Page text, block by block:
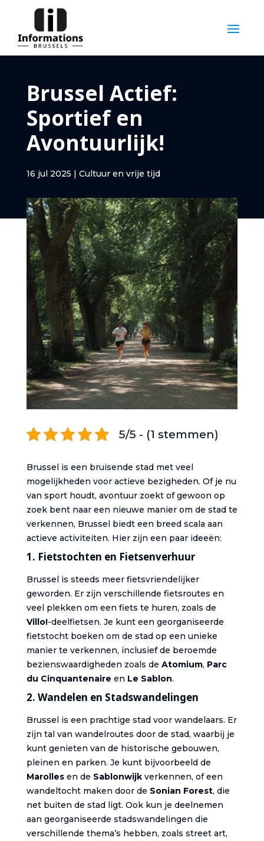
Brussel Actief:
Sportief en
Avontuurlijk!
16 jul 2025 | Cultuur en vrije tijd
5/5 - (1 stemmen)
Brussel is een bruisende stad met veel
mogelijkheden voor actieve bezigheden. Of je nu
van sport houdt, avontuur zoekt of gewoon op
zoek bent naar een nieuwe manier om de stad te
verkennen, Brussel biedt een breed scala aan
actieve activiteiten. Hier zijn een paar ideeën:
1. Fietstochten en Fietsenverhuur
Brussel is steeds meer fietsvriendelijker
geworden. Er zijn verschillende fietsroutes en
veel plekken om een fiets te huren, zoals de
Villo!-deelfietsen. Je kunt een georganiseerde
fietstocht boeken om de stad op een unieke
manier te verkennen, inclusief de beroemde
bezienswaardigheden zoals de Atomium, Parc
du Cinquantenaire en Le Sablon.
2.Wandelen en Stadswandelingen
Brussel is een prachtige stad voor wandelaars. Er
zijn tal van wandelroutes door de stad, waarbij je
kunt genieten van de historische gebouwen,
pleinen en parken. Je kunt bijvoorbeeld de
Marollesen de Sablonwijkverkennen, of een
wandeltocht maken door de Sonian Forest, die
net buiten de stad ligt. Ook kun je deelnemen
aan georganiseerde stadswandelingen die
verschillende thema’s hebben, zoals street art,